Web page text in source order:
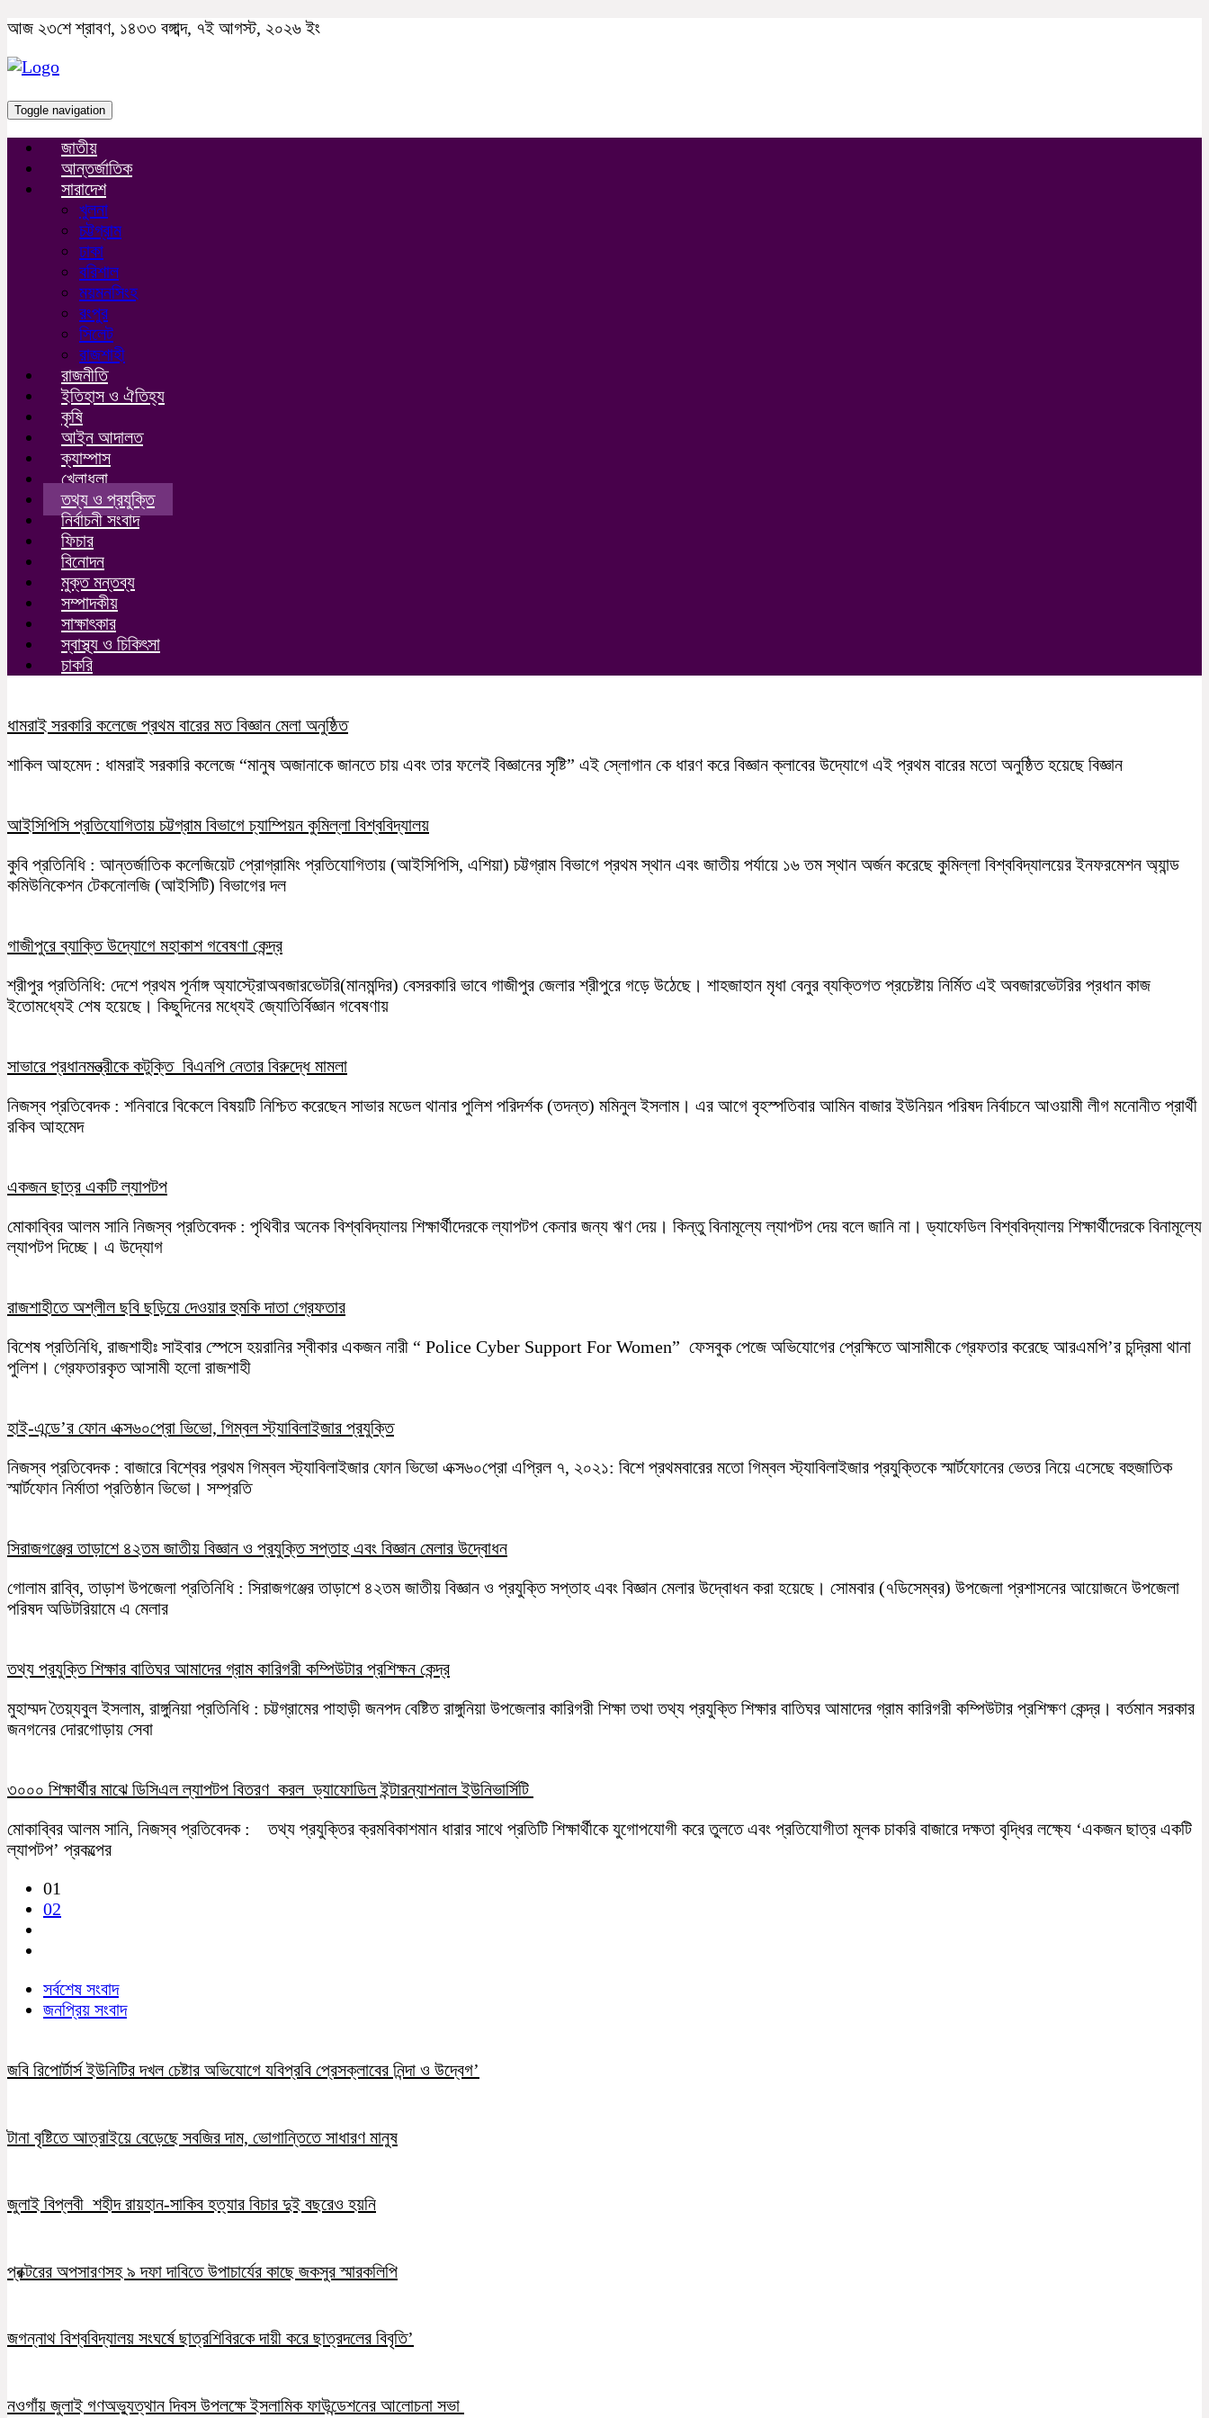
আজ ২৩শে শ্রাবণ, ১৪৩৩ বঙ্গাব্দ, ৭ই আগস্ট, ২০২৬ ইং
Toggle navigation
জাতীয়
আন্তর্জাতিক
সারাদেশ
খুলনা
চট্টগ্রাম
ঢাকা
বরিশাল
ময়মনসিংহ
রংপুর
সিলেট
রাজশাহী
রাজনীতি
ইতিহাস ও ঐতিহ্য
কৃষি
আইন আদালত
ক্যাম্পাস
খেলাধুলা
তথ্য ও প্রযুক্তি
নির্বাচনী সংবাদ
ফিচার
বিনোদন
মুক্ত মন্তব্য
সম্পাদকীয়
সাক্ষাৎকার
স্বাস্থ্য ও চিকিৎসা
চাকরি
ধামরাই সরকারি কলেজে প্রথম বারের মত বিজ্ঞান মেলা অনুষ্ঠিত
শাকিল আহমেদ : ধামরাই সরকারি কলেজে “মানুষ অজানাকে জানতে চায় এবং তার ফলেই বিজ্ঞানের সৃষ্টি” এই স্লোগান কে ধারণ করে বিজ্ঞান ক্লাবের উদ্যোগে এই প্রথম বারের মতো অনুষ্ঠিত হয়েছে বিজ্ঞান
আইসিপিসি প্রতিযোগিতায় চট্টগ্রাম বিভাগে চ্যাম্পিয়ন কুমিল্লা বিশ্ববিদ্যালয়
কুবি প্রতিনিধি : আন্তর্জাতিক কলেজিয়েট প্রোগ্রামিং প্রতিযোগিতায় (আইসিপিসি, এশিয়া) চট্টগ্রাম বিভাগে প্রথম স্থান এবং জাতীয় পর্যায়ে ১৬ তম স্থান অর্জন করেছে কুমিল্লা বিশ্ববিদ্যালয়ের ইনফরমেশন অ্যান্ড
কমিউনিকেশন টেকনোলজি (আইসিটি) বিভাগের দল
গাজীপুরে ব্যাক্তি উদ্যোগে মহাকাশ গবেষণা কেন্দ্র
শ্রীপুর প্রতিনিধি: দেশে প্রথম পূর্নাঙ্গ অ্যাস্ট্রোঅবজারভেটরি(মানমন্দির) বেসরকারি ভাবে গাজীপুর জেলার শ্রীপুরে গড়ে উঠেছে। শাহজাহান মৃধা বেনুর ব্যক্তিগত প্রচেষ্টায় নির্মিত এই অবজারভেটরির প্রধান কাজ
ইতোমধ্যেই শেষ হয়েছে। কিছুদিনের মধ্যেই জ্যোতির্বিজ্ঞান গবেষণায়
সাভারে প্রধানমন্ত্রীকে কটুক্তি বিএনপি নেতার বিরুদ্ধে মামলা
নিজস্ব প্রতিবেদক : শনিবারে বিকেলে বিষয়টি নিশ্চিত করেছেন সাভার মডেল থানার পুলিশ পরিদর্শক (তদন্ত) মমিনুল ইসলাম। এর আগে বৃহস্পতিবার আমিন বাজার ইউনিয়ন পরিষদ নির্বাচনে আওয়ামী লীগ মনোনীত প্রার্থী
রকিব আহমেদ
একজন ছাত্র একটি ল্যাপটপ
মোকাব্বির আলম সানি নিজস্ব প্রতিবেদক : পৃথিবীর অনেক বিশ্ববিদ্যালয় শিক্ষার্থীদেরকে ল্যাপটপ কেনার জন্য ঋণ দেয়। কিন্তু বিনামূল্যে ল্যাপটপ দেয় বলে জানি না। ড্যাফেডিল বিশ্ববিদ্যালয় শিক্ষার্থীদেরকে বিনামূল্যে
ল্যাপটপ দিচ্ছে। এ উদ্যোগ
রাজশাহীতে অশ্লীল ছবি ছড়িয়ে দেওয়ার হুমকি দাতা গ্রেফতার
বিশেষ প্রতিনিধি, রাজশাহীঃ সাইবার স্পেসে হয়রানির স্বীকার একজন নারী “ Police Cyber Support For Women” ফেসবুক পেজে অভিযোগের প্রেক্ষিতে আসামীকে গ্রেফতার করেছে আরএমপি’র চন্দ্রিমা থানা
পুলিশ। গ্রেফতারকৃত আসামী হলো রাজশাহী
হাই-এন্ডে’র ফোন এক্স৬০প্রো ভিভো, গিম্বল স্ট্যাবিলাইজার প্রযুক্তি
নিজস্ব প্রতিবেদক : বাজারে বিশ্বের প্রথম গিম্বল স্ট্যাবিলাইজার ফোন ভিভো এক্স৬০প্রো এপ্রিল ৭, ২০২১: বিশে প্রথমবারের মতো গিম্বল স্ট্যাবিলাইজার প্রযুক্তিকে স্মার্টফোনের ভেতর নিয়ে এসেছে বহুজাতিক
স্মার্টফোন নির্মাতা প্রতিষ্ঠান ভিভো। সম্প্রতি
সিরাজগঞ্জের তাড়াশে ৪২তম জাতীয় বিজ্ঞান ও প্রযুক্তি সপ্তাহ এবং বিজ্ঞান মেলার উদ্বোধন
গোলাম রাব্বি, তাড়াশ উপজেলা প্রতিনিধি : সিরাজগঞ্জের তাড়াশে ৪২তম জাতীয় বিজ্ঞান ও প্রযুক্তি সপ্তাহ এবং বিজ্ঞান মেলার উদ্বোধন করা হয়েছে। সোমবার (৭ডিসেম্বর) উপজেলা প্রশাসনের আয়োজনে উপজেলা
পরিষদ অডিটরিয়ামে এ মেলার
তথ্য প্রযুক্তি শিক্ষার বাতিঘর আমাদের গ্রাম কারিগরী কম্পিউটার প্রশিক্ষন কেন্দ্র
মুহাম্মদ তৈয়্যবুল ইসলাম, রাঙ্গুনিয়া প্রতিনিধি : চট্টগ্রামের পাহাড়ী জনপদ বেষ্টিত রাঙ্গুনিয়া উপজেলার কারিগরী শিক্ষা তথা তথ্য প্রযুক্তি শিক্ষার বাতিঘর আমাদের গ্রাম কারিগরী কম্পিউটার প্রশিক্ষণ কেন্দ্র। বর্তমান সরকার
জনগনের দোরগোড়ায় সেবা
৩০০০ শিক্ষার্থীর মাঝে ডিসিএল ল্যাপটপ বিতরণ করল ড্যাফোডিল ইন্টারন্যাশনাল ইউনিভার্সিটি
মোকাব্বির আলম সানি, নিজস্ব প্রতিবেদক : তথ্য প্রযুক্তির ক্রমবিকাশমান ধারার সাথে প্রতিটি শিক্ষার্থীকে যুগোপযোগী করে তুলতে এবং প্রতিযোগীতা মূলক চাকরি বাজারে দক্ষতা বৃদ্ধির লক্ষ্যে ‘একজন ছাত্র একটি
ল্যাপটপ’ প্রকল্পের
01
02
সর্বশেষ সংবাদ
জনপ্রিয় সংবাদ
জবি রিপোর্টার্স ইউনিটির দখল চেষ্টার অভিযোগে যবিপ্রবি প্রেসক্লাবের নিন্দা ও উদ্বেগ’
টানা বৃষ্টিতে আত্রাইয়ে বেড়েছে সবজির দাম, ভোগান্তিতে সাধারণ মানুষ
জুলাই বিপ্লবী শহীদ রায়হান-সাকিব হত্যার বিচার দুই বছরেও হয়নি
প্রক্টরের অপসারণসহ ৯ দফা দাবিতে উপাচার্যের কাছে জকসুর স্মারকলিপি
জগন্নাথ বিশ্ববিদ্যালয় সংঘর্ষে ছাত্রশিবিরকে দায়ী করে ছাত্রদলের বিবৃতি’
নওগাঁয় জুলাই গণঅভ্যুত্থান দিবস উপলক্ষে ইসলামিক ফাউন্ডেশনের আলোচনা সভা